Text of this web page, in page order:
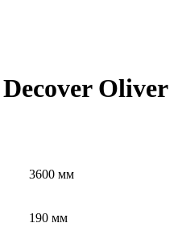
Oliver
3600 мм
190 мм